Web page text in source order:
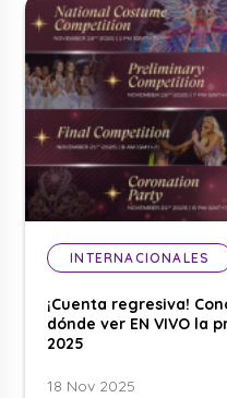
INTERNACIONALES
¡Cuenta regresiva!
dónde ver EN VIVO la
2025
18 Nov 2025